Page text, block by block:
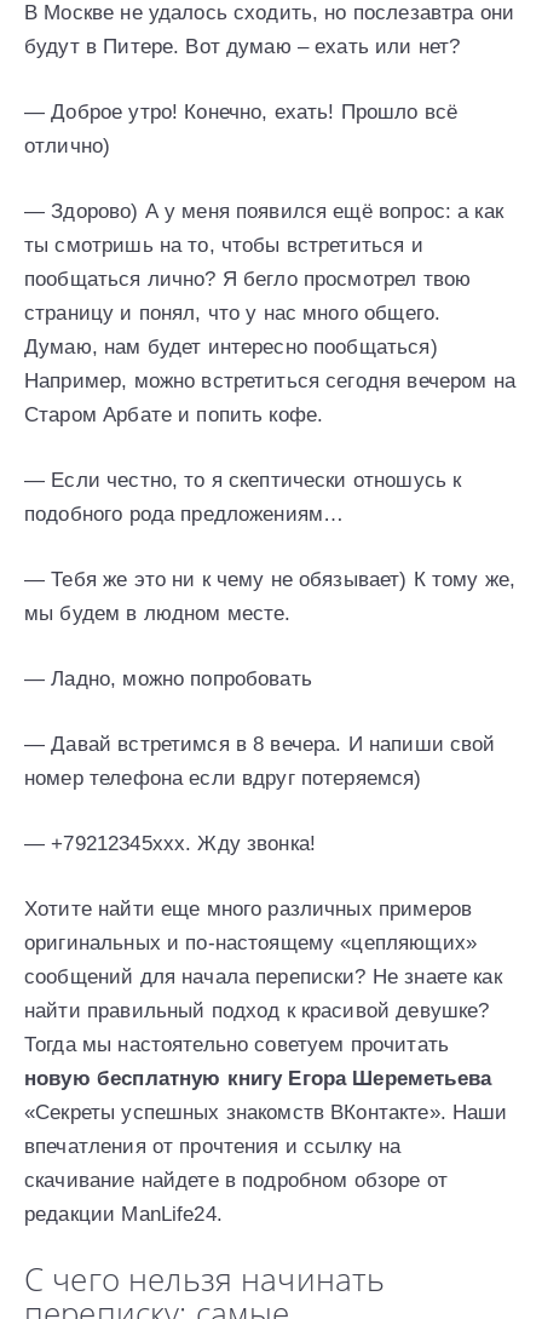
В Москве не удалось сходить, но послезавтра они
будут в Питере. Вот думаю – ехать или нет?
— Доброе утро! Конечно, ехать! Прошло всё
отлично)
— Здорово) А у меня появился ещё вопрос: а как
ты смотришь на то, чтобы встретиться и
пообщаться лично? Я бегло просмотрел твою
страницу и понял, что у нас много общего.
Думаю, нам будет интересно пообщаться)
Например, можно встретиться сегодня вечером на
Старом Арбате и попить кофе.
— Если честно, то я скептически отношусь к
подобного рода предложениям…
— Тебя же это ни к чему не обязывает) К тому же,
мы будем в людном месте.
— Ладно, можно попробовать
— Давай встретимся в 8 вечера. И напиши свой
номер телефона если вдруг потеряемся)
— +79212345ххх. Жду звонка!
Хотите найти еще много различных примеров
оригинальных и по-настоящему «цепляющих»
сообщений для начала переписки? Не знаете как
найти правильный подход к красивой девушке?
Тогда мы настоятельно советуем прочитать
новую бесплатную книгу Егора Шереметьева
«Секреты успешных знакомств ВКонтакте». Наши
впечатления от прочтения и ссылку на
скачивание найдете в подробном обзоре от
редакции ManLife24.
С чего нельзя начинать